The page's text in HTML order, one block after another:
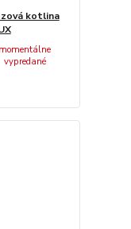
kotlina
momentálne
vypredané